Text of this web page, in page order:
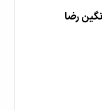
رضا